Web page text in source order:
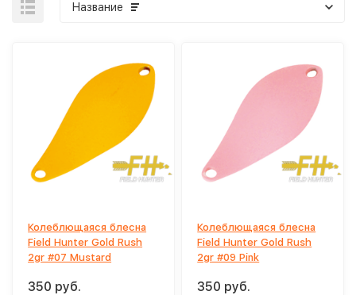
Название
Колеблющаяся блесна
Field Hunter Gold Rush
2gr #07 Mustard
350 руб.
Колеблющаяся блесна
Field Hunter Gold Rush
2gr #09 Pink
350 руб.